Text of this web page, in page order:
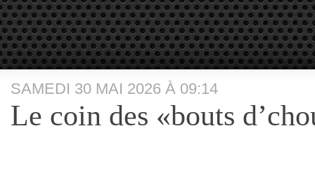
SAMEDI 30 MAI 2026 À 09:14
Le coin des «bouts